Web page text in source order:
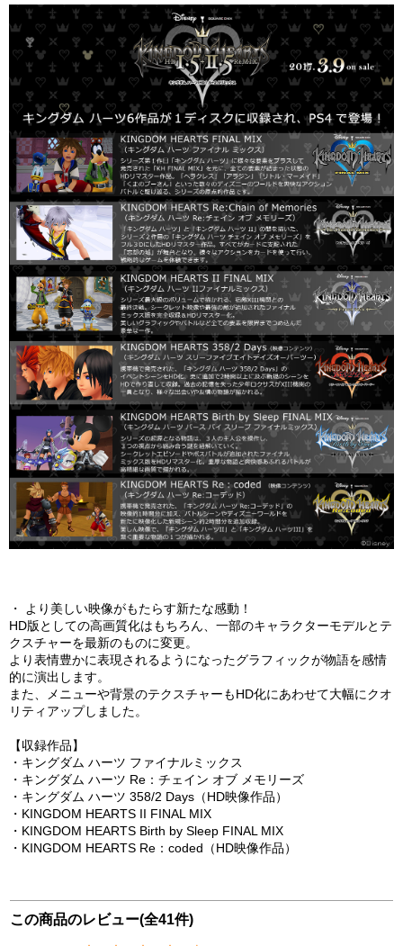
・ より美しい映像がもたらす新たな感動！
HD版としての高画質化はもちろん、一部のキャラクターモデルとテ
クスチャーを最新のものに変更。
より表情豊かに表現されるようになったグラフィックが物語を感情
的に演出します。
また、メニューや背景のテクスチャーもHD化にあわせて大幅にクオ
リティアップしました。
【収録作品】
・キングダム ハーツ ファイナルミックス
・キングダム ハーツ Re：チェイン オブ メモリーズ
・キングダム ハーツ 358/2 Days（HD映像作品）
・KINGDOM HEARTS II FINAL MIX
・KINGDOM HEARTS Birth by Sleep FINAL MIX
・KINGDOM HEARTS Re：coded（HD映像作品）
この商品のレビュー(全41件)